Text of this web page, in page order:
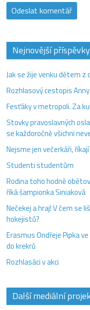
Nejnovější příspěvky
Jak se žije venku dětem z
Rozhlasový cestopis
Fesťáky v metropoli. Za
Stovky pravoslavných
se každoročně všichni
Nejsme jen večerkáři,
Studenti studentům
Rodina toho hodně
říká šampionka Siniaková
Nečekej a hraj! V čem se
hokejistů?
Erasmus Ondřeje Pipka
do krekrů
Rozhlasáci v akci
Další mediální